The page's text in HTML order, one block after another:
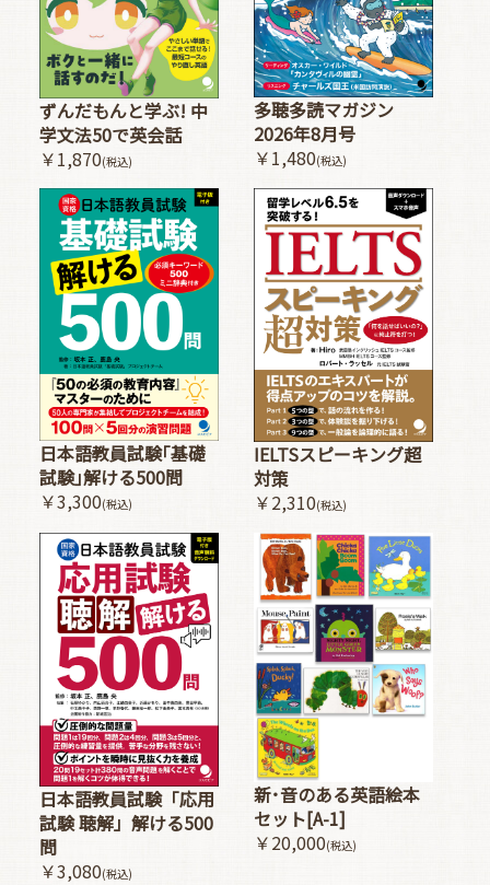
ずんだもんと学ぶ! 中
学文法50で英会話
￥1,870(税込)
多聴多読マガジン
2026年8月号
￥1,480(税込)
日本語教員試験｢基礎
試験｣解ける500問
￥3,300(税込)
IELTSスピーキング超
対策
￥2,310(税込)
日本語教員試験「応用
試験 聴解」解ける500
問
￥3,080(税込)
新･音のある英語絵本
セット[A-1]
￥20,000(税込)